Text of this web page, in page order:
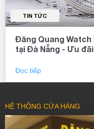
TIN TỨC
Đồng hồ chính
tới 40, đa dạng lựa
Đọc tiếp
HỆ THỐNG CỬA HÀNG